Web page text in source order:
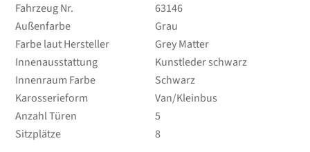
Fahrzeug Nr.
63146
Außenfarbe
Grau
Farbe laut Hersteller
Grey Matter
Innenausstattung
Kunstleder schwarz
Innenraum Farbe
Schwarz
Karosserieform
Van/Kleinbus
Anzahl Türen
5
Sitzplätze
8